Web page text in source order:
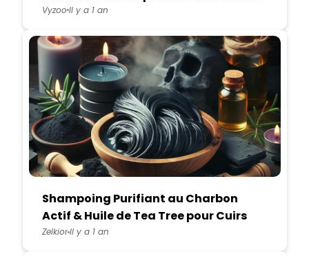
VyzooIl y a 1 an
Shampoing Purifiant au Charbon
Actif & Huile de Tea Tree pour Cuirs
Chevelus Sensibles
ZelkiorIl y a 1 an